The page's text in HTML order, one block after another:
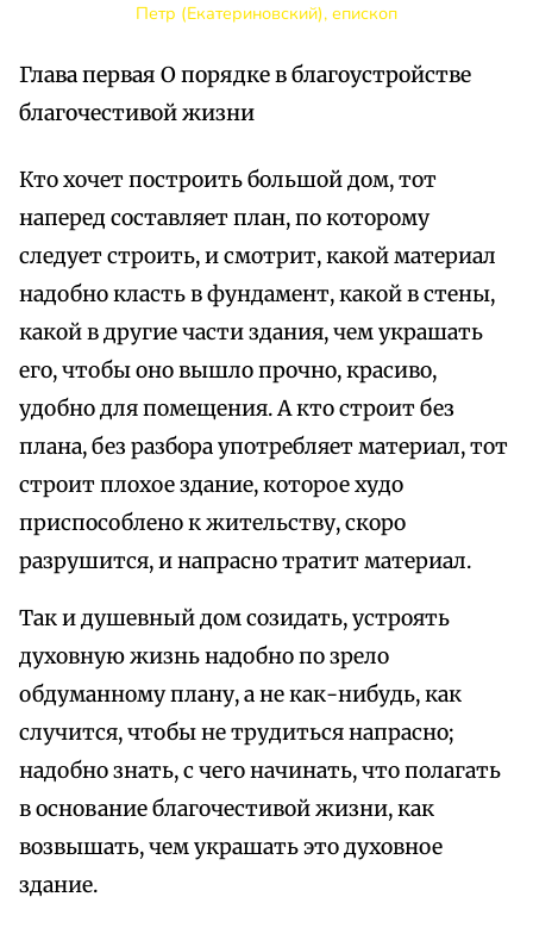
Петр (Екатериновский), епископ
Глава первая О порядке в благоустройстве
благочестивой жизни
Кто хочет построить большой дом, тот
наперед составляет план, по которому
следует строить, и смотрит, какой материал
надобно класть в фундамент, какой в стены,
какой в другие части здания, чем украшать
его, чтобы оно вышло прочно, красиво,
удобно для помещения. А кто строит без
плана, без разбора употребляет материал, тот
строит плохое здание, которое худо
приспособлено к жительству, скоро
разрушится, и напрасно тратит материал.
Так и душевный дом созидать, устроять
духовную жизнь надобно по зрело
обдуманному плану, а не как-нибудь, как
случится, чтобы не трудиться напрасно;
надобно знать, с чего начинать, что полагать
в основание благочестивой жизни, как
возвышать, чем украшать это духовное
здание.